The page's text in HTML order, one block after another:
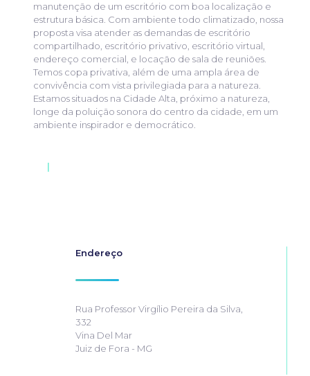
manutenção de um escritório com boa localização e
estrutura básica. Com ambiente todo climatizado, nossa
proposta visa atender as demandas de escritório
compartilhado, escritório privativo, escritório virtual,
endereço comercial, e locação de sala de reuniões.
Temos copa privativa, além de uma ampla área de
convivência com vista privilegiada para a natureza.
Estamos situados na Cidade Alta, próximo a natureza,
longe da poluição sonora do centro da cidade, em um
ambiente inspirador e democrático.
|
Endereço
Rua Professor Virgílio Pereira da Silva,
332
Vina Del Mar
Juiz de Fora - MG